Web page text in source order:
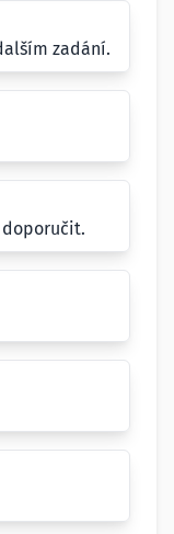
zadání.
doporučit.